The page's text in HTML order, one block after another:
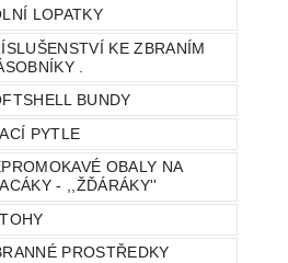
LOPATKY
KE ZBRANÍM
.
BUNDY
PYTLE
OBALY NA
- ,,ŽĎÁRÁKY''
PROSTŘEDKY